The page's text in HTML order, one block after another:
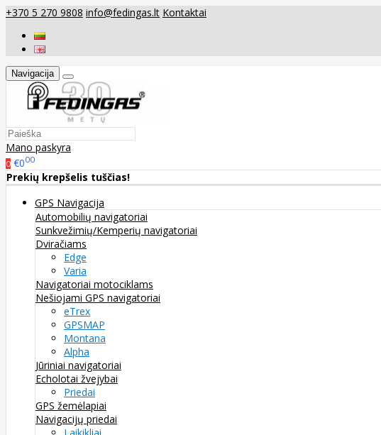
+370 5 270 9808 info@fedingas.lt Kontaktai
Navigacija
Mano paskyra
0 €000
Prekių krepšelis tuščias!
GPS Navigacija
Automobilių navigatoriai
Sunkvežimių/Kemperių navigatoriai
Dviračiams
Edge
Varia
Navigatoriai motociklams
Nešiojami GPS navigatoriai
eTrex
GPSMAP
Montana
Alpha
Jūriniai navigatoriai
Echolotai žvejybai
Priedai
GPS žemėlapiai
Navigacijų priedai
Laikikliai